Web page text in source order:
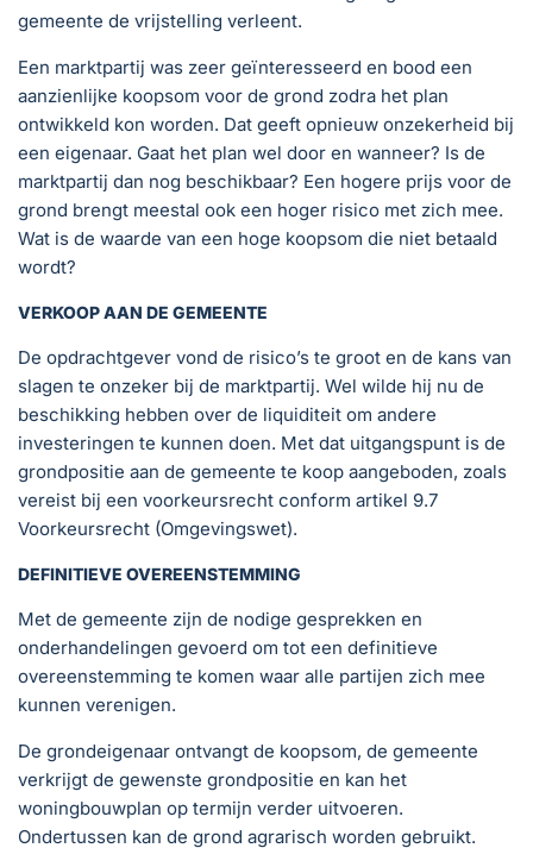
gemeente de vrijstelling verleent.
Een marktpartij was zeer geïnteresseerd en bood een
aanzienlijke koopsom voor de grond zodra het plan
ontwikkeld kon worden. Dat geeft opnieuw onzekerheid bij
een eigenaar. Gaat het plan wel door en wanneer? Is de
marktpartij dan nog beschikbaar? Een hogere prijs voor de
grond brengt meestal ook een hoger risico met zich mee.
Wat is de waarde van een hoge koopsom die niet betaald
wordt?
VERKOOP AAN DE GEMEENTE
De opdrachtgever vond de risico’s te groot en de kans van
slagen te onzeker bij de marktpartij. Wel wilde hij nu de
beschikking hebben over de liquiditeit om andere
investeringen te kunnen doen. Met dat uitgangspunt is de
grondpositie aan de gemeente te koop aangeboden, zoals
vereist bij een voorkeursrecht conform artikel 9.7
Voorkeursrecht (Omgevingswet).
DEFINITIEVE OVEREENSTEMMING
Met de gemeente zijn de nodige gesprekken en
onderhandelingen gevoerd om tot een definitieve
overeenstemming te komen waar alle partijen zich mee
kunnen verenigen.
De grondeigenaar ontvangt de koopsom, de gemeente
verkrijgt de gewenste grondpositie en kan het
woningbouwplan op termijn verder uitvoeren.
Ondertussen kan de grond agrarisch worden gebruikt.